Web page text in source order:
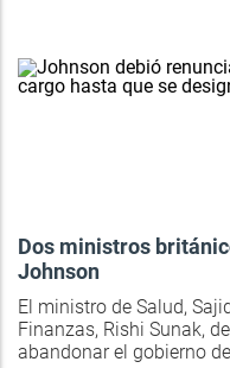
Dos ministros
Johnson
El ministro de Salud,
Finanzas, Rishi Sunak,
abandonar el gobierno